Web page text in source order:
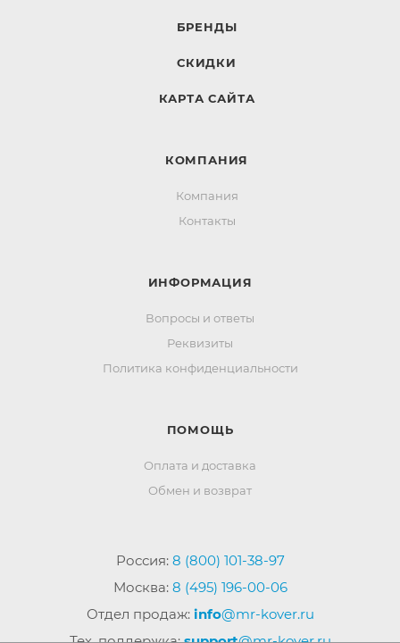
БРЕНДЫ
СКИДКИ
КАРТА САЙТА
КОМПАНИЯ
Компания
Контакты
ИНФОРМАЦИЯ
Вопросы и ответы
Реквизиты
Политика конфиденциальности
ПОМОЩЬ
Оплата и доставка
Обмен и возврат
Россия: 8 (800) 101-38-97
Москва: 8 (495) 196-00-06
Отдел продаж: info@mr-kover.ru